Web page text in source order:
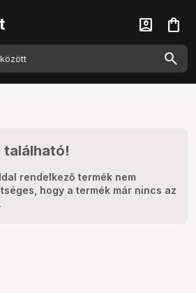
account_box shopping_bag
található!
rendelkező termék nem
hogy a termék már nincs az